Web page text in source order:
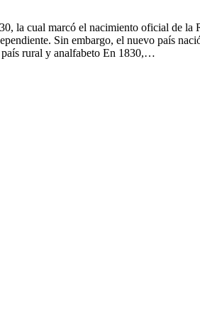
la cual marcó el nacimiento oficial de
Sin embargo, el nuevo país
rural y analfabeto En 1830,…